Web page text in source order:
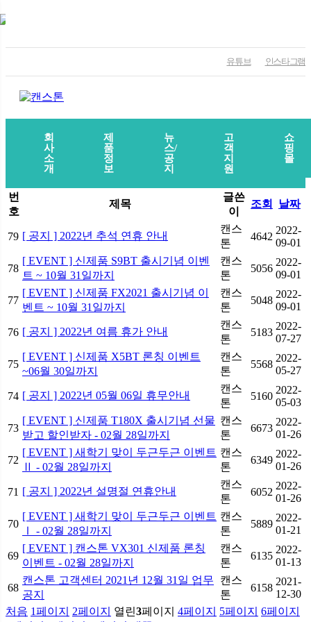
유튜브 인스타그램
회
사
소
개
제
품
정
보
뉴
스/
공
지
고
객
지
원
쇼
핑
몰
번
호
제목
글쓴
이
조회 날짜
79 [ 공지 ] 2022년 추석 연휴 안내
캔스
톤
4642
2022-
09-01
78
[ EVENT ] 신제품 S9BT 출시기념 이벤
트 ~ 10월 31일까지
캔스
톤
5056
2022-
09-01
77
[ EVENT ] 신제품 FX2021 출시기념 이
벤트 ~ 10월 31일까지
캔스
톤
5048
2022-
09-01
76 [ 공지 ] 2022년 여름 휴가 안내
캔스
톤
5183
2022-
07-27
75
[ EVENT ] 신제품 X5BT 론칭 이벤트
~06월 30일까지
캔스
톤
5568
2022-
05-27
74 [ 공지 ] 2022년 05월 06일 휴무안내
캔스
톤
5160
2022-
05-03
73
[ EVENT ] 신제품 T180X 출시기념 선물
받고 할인받자 - 02월 28일까지
캔스
톤
6673
2022-
01-26
72
[ EVENT ] 새학기 맞이 두근두근 이벤트
Ⅱ - 02월 28일까지
캔스
톤
6349
2022-
01-26
71 [ 공지 ] 2022년 설명절 연휴안내
캔스
톤
6052
2022-
01-26
70
[ EVENT ] 새학기 맞이 두근두근 이벤트
Ⅰ - 02월 28일까지
캔스
톤
5889
2022-
01-21
69
[ EVENT ] 캔스톤 VX301 신제품 론칭
이벤트 - 02월 28일까지
캔스
톤
6135
2022-
01-13
68
캔스톤 고객센터 2021년 12월 31일 업무
공지
캔스
톤
6158
2021-
12-30
처음 1페이지 2페이지 열린3페이지 4페이지 5페이지 6페이지